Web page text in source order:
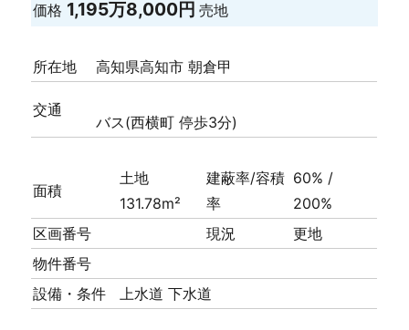
価格 1,195万8,000円売地
所在地 高知県高知市 朝倉甲
交通
バス(西横町 停歩3分)
面積
土地
131.78m²
建蔽率/容積
率
60% /
200%
区画番号
現況
更地
物件番号
設備・条件
上水道 下水道